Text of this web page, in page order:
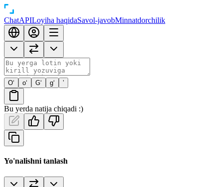
ChatAPILoyiha haqidaSavol-javobMinnatdorchilik
O‘ o‘ G‘ g‘ ’
Bu yerda natija chiqadi :)
Yo'nalishni tanlash